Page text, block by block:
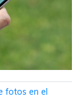
fotos en el